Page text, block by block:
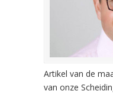
Artikel van de
van onze